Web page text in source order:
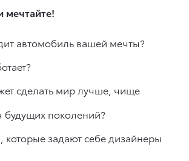
мечтайте!
автомобиль вашей мечты?
сделать мир лучше, чище
будущих поколений?
которые задают себе дизайнеры